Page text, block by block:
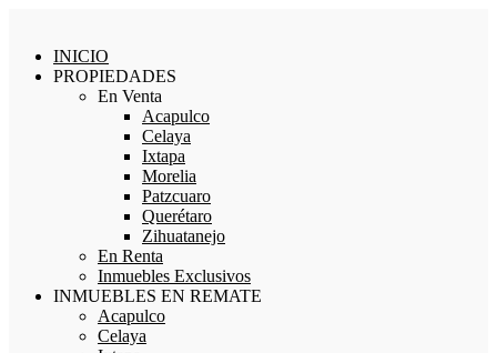
INICIO
PROPIEDADES
En Venta
Acapulco
Celaya
Ixtapa
Morelia
Patzcuaro
Querétaro
Zihuatanejo
En Renta
Inmuebles Exclusivos
INMUEBLES EN REMATE
Acapulco
Celaya